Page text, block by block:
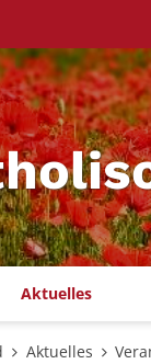
Aktuelles
Aktuelles